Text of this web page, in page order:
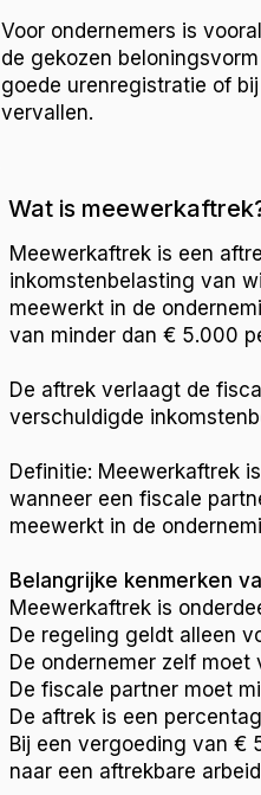
Voor ondernemers is
de gekozen
goede urenregistratie of
vervallen.
Wat is
Meewerkaftrek is een
inkomstenbelasting van
meewerkt in de
van minder dan € 5.000
De aftrek verlaagt de
verschuldigde
Definitie: Meewerkaftrek
wanneer een fiscale
meewerkt in de
Belangrijke kenmerken
Meewerkaftrek is
De regeling geldt alleen
De ondernemer zelf
De fiscale partner moet
De aftrek is een
Bij een vergoeding van €
naar een aftrekbare